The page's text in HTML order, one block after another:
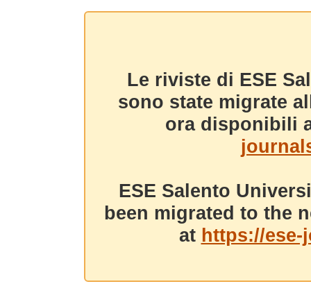
Le riviste di ESE
sono state migrate
ora disponibili
ESE Salento
been migrated to the
at https://